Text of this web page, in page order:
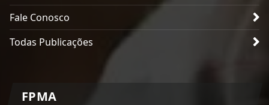
Fale Conosco
Todas Publicações
FPMA